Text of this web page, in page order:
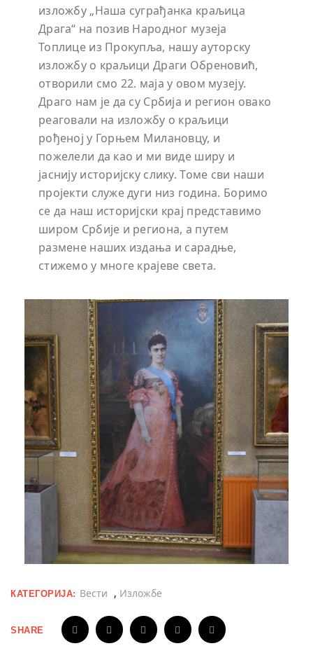
изложбу „Наша суграђанка краљица
Драга“ на позив Народног музеја
Топлице из Прокупља, нашу ауторску
изложбу о краљици Драги Обреновић,
отворили смо 22. маја у овом музеју.
Драго нам је да су Србија и регион овако
реаговали на изложбу о краљици
рођеној у Горњем Милановцу, и
пожелели да као и ми виде ширу и
јаснију историјску слику. Томе сви наши
пројекти служе дуги низ година. Боримо
се да наш историјски крај представимо
широм Србије и региона, а путем
размене наших издања и сарадње,
стижемо у многе крајеве света.
КАТЕГОРИЈА: Вести , Изложбе
SHARE